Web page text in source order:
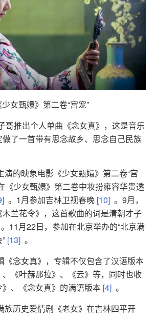
少女甄嬛》第二卷“宫宠”
哥推出个人单曲《念女真》，这是音乐
了一首带有思念故乡、思念自己民族
演的映象电影《少女甄嬛》第二卷“宫
《少女甄嬛》第二卷中妆扮雍容华贵透
。1月参加吉林卫视春晚 [10] 。9月，
兰花令》，这首歌曲的词是清朝才子
。11月22日，参加在北京举办的“北京满
[13] 。
《念女真》，专辑不仅包含了汉语版本
《叶赫那拉》、《云》等，同时也收
、《念女真》的满语版本 [4] 。
族历史爱情剧《老女》在吉林四平开